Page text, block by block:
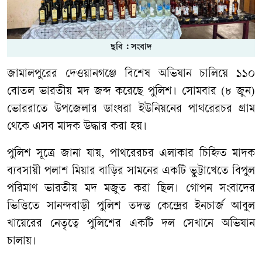
ছবি : সংবাদ
জামালপুরের দেওয়ানগঞ্জে বিশেষ অভিযান চালিয়ে ১১০
বোতল ভারতীয় মদ জব্দ করেছে পুলিশ। সোমবার (৮ জুন)
ভোররাতে উপজেলার ডাংধরা ইউনিয়নের পাথরেরচর গ্রাম
থেকে এসব মাদক উদ্ধার করা হয়।
পুলিশ সূত্রে জানা যায়, পাথরেরচর এলাকার চিহ্নিত মাদক
ব্যবসায়ী পলাশ মিয়ার বাড়ির সামনের একটি ভুট্টাখেতে বিপুল
পরিমাণ ভারতীয় মদ মজুত করা ছিল। গোপন সংবাদের
ভিত্তিতে সানন্দবাড়ী পুলিশ তদন্ত কেন্দ্রের ইনচার্জ আবুল
খায়েরের নেতৃত্বে পুলিশের একটি দল সেখানে অভিযান
চালায়।